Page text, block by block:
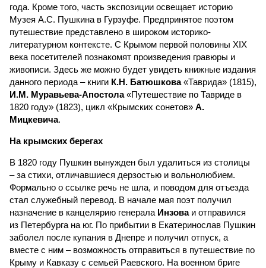
года. Кроме того, часть экспозиции освещает историю
Музея А.С. Пушкина в Гурзуфе. Предпринятое поэтом
путешествие представлено в широком историко-
литературном контексте. С Крымом первой половины XIX
века посетителей познакомят произведения гравюры и
живописи. Здесь же можно будет увидеть книжные издания
данного периода – книги К.Н. Батюшкова«Таврида» (1815),
И.М. Муравьева-Апостола«Путешествие по Тавриде в
1820 году» (1823), цикл «Крымских сонетов» А.
Мицкевича.
На крымских берегах
В 1820 году Пушкин вынужден был удалиться из столицы
– за стихи, отличавшиеся дерзостью и вольнолюбием.
Формально о ссылке речь не шла, и поводом для отъезда
стал служебный перевод. В начале мая поэт получил
назначение в канцелярию генерала Инзоваи отправился
из Петербурга на юг. По прибытии в Екатеринослав Пушкин
заболел после купания в Днепре и получил отпуск, а
вместе с ним – возможность отправиться в путешествие по
Крыму и Кавказу с семьей Раевского. На военном бриге